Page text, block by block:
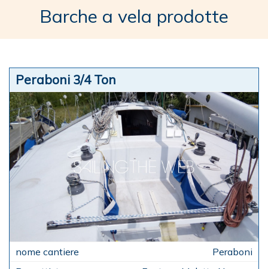
Barche a vela prodotte
Peraboni 3/4 Ton
Peraboni